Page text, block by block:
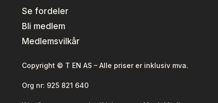
Se fordeler
Bli medlem
Medlemsvilkår
Copyright © T EN AS – Alle priser er inklusiv mva.
Org nr: 925 821 640